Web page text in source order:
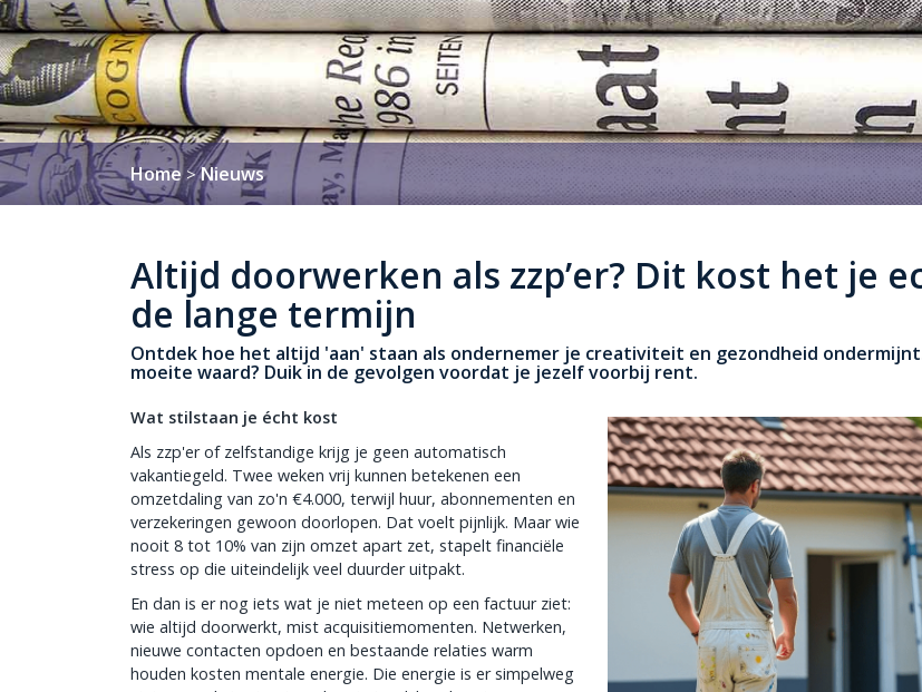
Home > Nieuws
Altijd doorwerken als zzp’er? Dit kost het je
de lange termijn
Ontdek hoe het altijd 'aan' staan als ondernemer je creativiteit en gezondheid
moeite waard? Duik in de gevolgen voordat je jezelf voorbij rent.
Wat stilstaan je écht kost
Als zzp'er of zelfstandige krijg je geen automatisch
vakantiegeld. Twee weken vrij kunnen betekenen een
omzetdaling van zo'n €4.000, terwijl huur, abonnementen en
verzekeringen gewoon doorlopen. Dat voelt pijnlijk. Maar wie
nooit 8 tot 10% van zijn omzet apart zet, stapelt financiële
stress op die uiteindelijk veel duurder uitpakt.
En dan is er nog iets wat je niet meteen op een factuur ziet:
wie altijd doorwerkt, mist acquisitiemomenten. Netwerken,
nieuwe contacten opdoen en bestaande relaties warm
houden kosten mentale energie. Die energie is er simpelweg